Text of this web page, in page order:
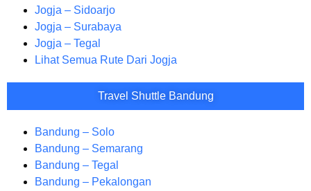
Jogja – Sidoarjo
Jogja – Surabaya
Jogja – Tegal
Lihat Semua Rute Dari Jogja
Travel Shuttle Bandung
Bandung – Solo
Bandung – Semarang
Bandung – Tegal
Bandung – Pekalongan